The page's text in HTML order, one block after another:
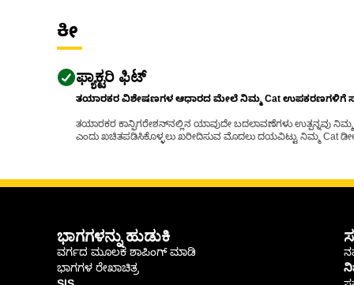
ಕೀ
ಫ್ಯಾಕ್ಟರಿ ಫಿಟ್
ತಯಾರಕರ ವಿಶೇಷಣಗಳ ಆಧಾರದ ಮೇಲೆ ನಿಮ್ಮ Cat ಉಪಕರಣಗಳಿಗೆ
ತಯಾರಕರ ಕಾನ್ಫಿಗರೇಶನ್‌ನಲ್ಲಿನ ಯಾವುದೇ ಬದಲಾವಣೆಗಳು ಉತ್ಪನ್ನವು
ಎಂದು ಖಚಿತಪಡಿಸಿಕೊಳ್ಳಲು ಖರೀದಿಸುವ ಮೊದಲು ದಯವಿಟ್ಟು ನಿಮ್ಮ Cat
ಭಾಗಗಳನ್ನು ಹುಡುಕಿ
ವರ್ಗದ ಮೂಲಕ ಶಾಪಿಂಗ್ ಮಾಡಿ
ಭಾಗಗಳ ರೇಖಾಚಿತ್ರ